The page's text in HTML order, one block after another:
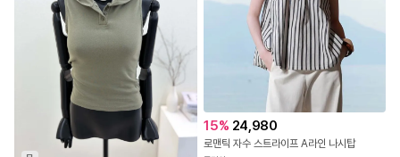
15% 24,980
로맨틱 자수 스트라이프 A라인 나시탑